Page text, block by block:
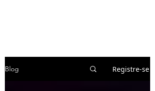
Blog Registre-se